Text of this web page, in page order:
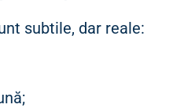
subtile, dar reale: